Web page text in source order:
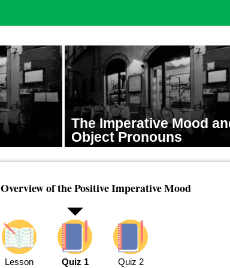
The Imperative Mood
Object Pronouns
Overview of the Positive Imperative Mood
Lesson Quiz 1 Quiz 2